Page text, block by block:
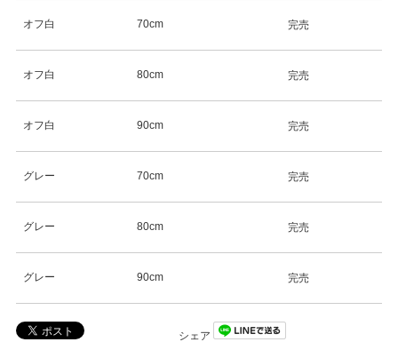
オフ白 70cm 完売
オフ白 80cm 完売
オフ白 90cm 完売
グレー 70cm 完売
グレー 80cm 完売
グレー 90cm 完売
シェア